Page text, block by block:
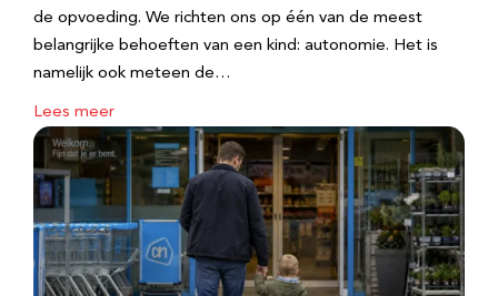
de opvoeding. We richten ons op één van de meest
belangrijke behoeften van een kind: autonomie. Het is
namelijk ook meteen de…
Lees meer